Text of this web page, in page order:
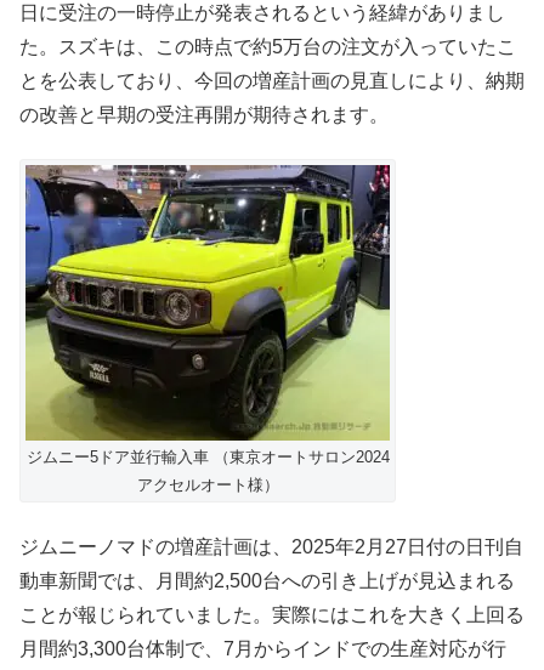
日に受注の一時停止が発表されるという経緯がありまし
た。スズキは、この時点で約5万台の注文が入っていたこ
とを公表しており、今回の増産計画の見直しにより、納期
の改善と早期の受注再開が期待されます。
ジムニー5ドア並行輸入車 （東京オートサロン2024
アクセルオート様）
ジムニーノマドの増産計画は、2025年2月27日付の日刊自
動車新聞では、月間約2,500台への引き上げが見込まれる
ことが報じられていました。実際にはこれを大きく上回る
月間約3,300台体制で、7月からインドでの生産対応が行